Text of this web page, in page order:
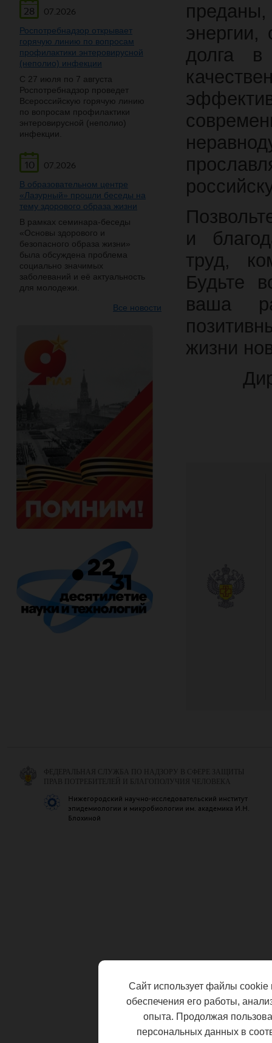
28
07.2026
Роспотребнадзор открывает
горячую линию по вопросам
профилактики энтеровирусной
(неполио) инфекции
С 27 июля по 7 августа
Роспотребнадзор проведет
Всероссийскую горячую линию
по вопросам профилактики
энтеровирусной (неполио)
инфекции.
10
07.2026
В образовательном центре
«Лазурный» прошли беседы на
тему здорового образа жизни
В рамках семинара-беседы
«Основы здорового и
безопасного образа жизни»
была обсуждена проблема
социально значимых
заболеваний и её актуальность
для молодежи.
Все новости
энергии,
долга в
и
труд,
Будьте
ваша
жизни
ФЕДЕРАЛЬНАЯ СЛУЖБА ПО НАДЗОРУ В СФЕРЕ ЗАЩИТЫ
ПРАВ ПОТРЕБИТЕЛЕЙ И БЛАГОПОЛУЧИЯ ЧЕЛОВЕКА
Нижегородский научно-исследовательский институт
эпидемиологии и микробиологии им. академика И.Н.
Блохиной
Сайт использует файлы cookie
обеспечения его работы,
опыта. Продолжая
персональных данных в